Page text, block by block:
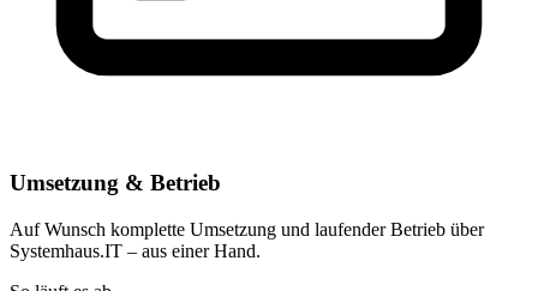
Umsetzung & Betrieb
Auf Wunsch komplette Umsetzung und laufender Betrieb über
Systemhaus.IT – aus einer Hand.